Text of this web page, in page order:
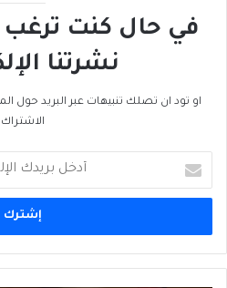
في حال كنت
نشرتنا
او تود ان تصلك تنبيهات عبر البريد حول
الاشتراك
بريدك
الإلكتروني